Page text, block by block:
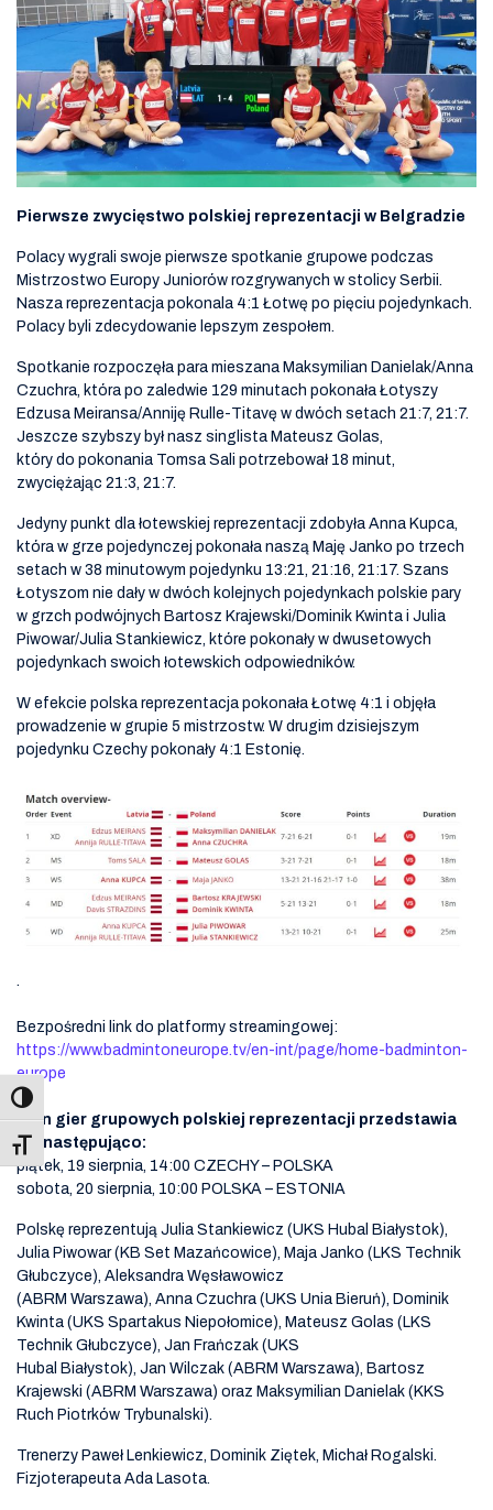
Toggle Font size
Pierwsze zwycięstwo polskiej reprezentacji w Belgradzie
Polacy wygrali swoje pierwsze spotkanie grupowe podczas
Mistrzostwo Europy Juniorów rozgrywanych w stolicy Serbii.
Nasza reprezentacja pokonala 4:1 Łotwę po pięciu pojedynkach.
Polacy byli zdecydowanie lepszym zespołem.
Spotkanie rozpoczęła para mieszana Maksymilian Danielak/Anna
Czuchra, która po zaledwie 129 minutach pokonała Łotyszy
Edzusa Meiransa/Anniję Rulle-Titavę w dwóch setach 21:7, 21:7.
Jeszcze szybszy był nasz singlista Mateusz Golas,
który do pokonania Tomsa Sali potrzebował 18 minut,
zwyciężając 21:3, 21:7.
Jedyny punkt dla łotewskiej reprezentacji zdobyła Anna Kupca,
która w grze pojedynczej pokonała naszą Maję Janko po trzech
setach w 38 minutowym pojedynku 13:21, 21:16, 21:17. Szans
Łotyszom nie dały w dwóch kolejnych pojedynkach polskie pary
w grzch podwójnych Bartosz Krajewski/Dominik Kwinta i Julia
Piwowar/Julia Stankiewicz, które pokonały w dwusetowych
pojedynkach swoich łotewskich odpowiedników.
W efekcie polska reprezentacja pokonała Łotwę 4:1 i objęła
prowadzenie w grupie 5 mistrzostw. W drugim dzisiejszym
pojedynku Czechy pokonały 4:1 Estonię.
.
Bezpośredni link do platformy streamingowej:
https://www.badmintoneurope.tv/en-int/page/home-badminton-
europe
Plan gier grupowych polskiej reprezentacji przedstawia
się następująco:
piątek, 19 sierpnia, 14:00 CZECHY – POLSKA
sobota, 20 sierpnia, 10:00 POLSKA – ESTONIA
Polskę reprezentują Julia Stankiewicz (UKS Hubal Białystok),
Julia Piwowar (KB Set Mazańcowice), Maja Janko (LKS Technik
Głubczyce), Aleksandra Węsławowicz
(ABRM Warszawa), Anna Czuchra (UKS Unia Bieruń), Dominik
Kwinta (UKS Spartakus Niepołomice), Mateusz Golas (LKS
Technik Głubczyce), Jan Frańczak (UKS
Hubal Białystok), Jan Wilczak (ABRM Warszawa), Bartosz
Krajewski (ABRM Warszawa) oraz Maksymilian Danielak (KKS
Ruch Piotrków Trybunalski).
Trenerzy Paweł Lenkiewicz, Dominik Ziętek, Michał Rogalski.
Fizjoterapeuta Ada Lasota.